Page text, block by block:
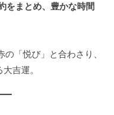
をまとめ、豊かな時間
「悦び」と合わさり、
吉運。